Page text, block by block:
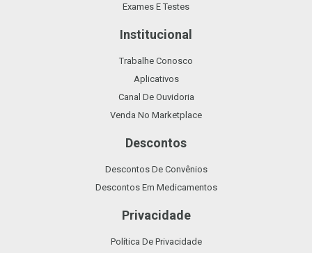
Exames E Testes
Institucional
Trabalhe Conosco
Aplicativos
Canal De Ouvidoria
Venda No Marketplace
Descontos
Descontos De Convênios
Descontos Em Medicamentos
Privacidade
Política De Privacidade